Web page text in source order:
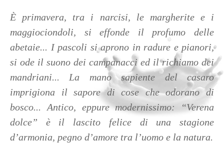
È primavera, tra i narcisi, le margherite e i
maggiociondoli, si effonde il profumo delle
abetaie... I pascoli si aprono in radure e pianori,
si ode il suono dei campanacci ed il richiamo dei
mandriani... La mano sapiente del casaro
imprigiona il sapore di cose che odorano di
bosco... Antico, eppure modernissimo: “Verena
dolce” è il lascito felice di una stagione
d’armonia, pegno d’amore tra l’uomo e la natura.